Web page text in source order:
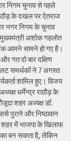
निगम चुनाव से पहले
के दखल पर ऐतराज
नगर निगम के चुनाव
मुख्यमंत्री अशोक गहलोत
आमने सामने हो गए है।
गत दो बार दक्षिण
समर्थकों ने 7 अगस्त
शामिल हुए। विजय
धर्मेन्द्र राठौड़ के
शहर अध्यक्ष डॉ.
पुराने और निष्ठावान
शहर में भाजपा के खिलाफ
बन सकता है, लेकिन